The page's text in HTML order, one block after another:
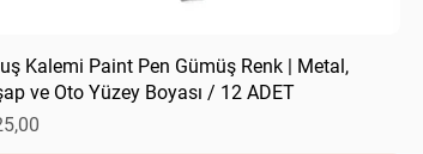
Kalemi Paint Pen Gümüş Renk | Metal,
ve Oto Yüzey Boyası / 12 ADET